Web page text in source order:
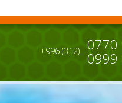
+996 (312)